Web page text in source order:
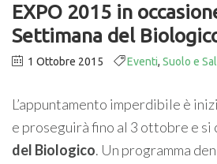
EXPO 2015 in
Settimana del
1 Ottobre 2015 Eventi, Suolo e
L’appuntamento imperdibile è
e proseguirà fino al 3 ottobre e si
del Biologico. Un programma